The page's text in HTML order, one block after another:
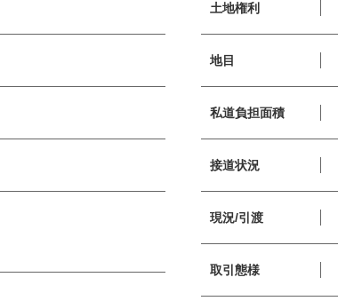
土地権利
地目
私道負担面積
接道状況
現況/引渡
取引態様